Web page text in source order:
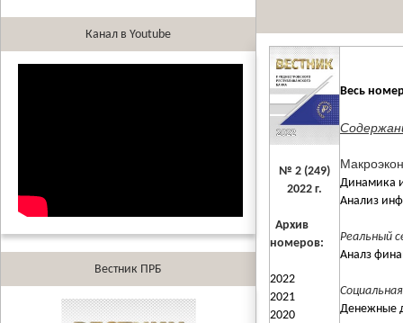
Канал в Youtube
Вестник ПРБ
№ 2 (249)
2022 г.
Архив
номеров:
2022
2021
2020
Весь
Динамика и
Анализ
Реальный
Аналз
Денежные